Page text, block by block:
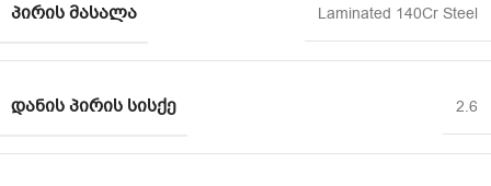
ᲞᲘᲠᲘᲡ ᲛᲐᲡᲐᲚᲐ Laminated 140Cr Steel
ᲓᲐᲜᲘᲡ ᲞᲘᲠᲘᲡ ᲡᲘᲡᲥᲔ 2.6